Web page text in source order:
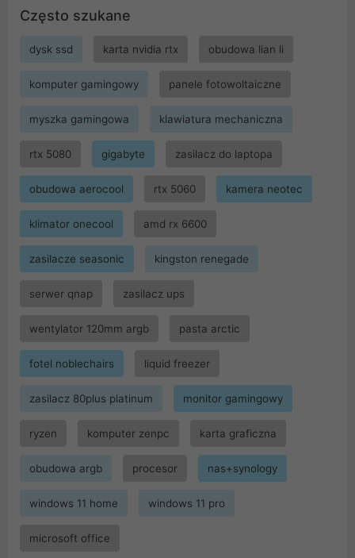
Często szukane
dysk ssd karta nvidia rtx obudowa lian li
komputer gamingowy panele fotowoltaiczne
myszka gamingowa klawiatura mechaniczna
rtx 5080 gigabyte zasilacz do laptopa
obudowa aerocool rtx 5060 kamera neotec
klimator onecool amd rx 6600
zasilacze seasonic kingston renegade
serwer qnap zasilacz ups
wentylator 120mm argb pasta arctic
fotel noblechairs liquid freezer
zasilacz 80plus platinum monitor gamingowy
ryzen komputer zenpc karta graficzna
obudowa argb procesor nas+synology
windows 11 home windows 11 pro
microsoft office